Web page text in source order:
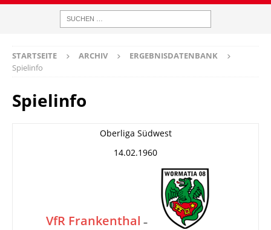
STARTSEITE ARCHIV
ERGEBNISDATENBANK
Spielinfo
Spielinfo
Oberliga Südwest
14.02.1960
VfR Frankenthal –